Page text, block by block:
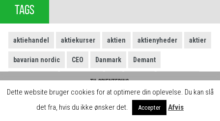
TAGS
aktiehandel aktiekurser aktien aktienyheder aktier
bavarian nordic CEO Danmark Demant
donald trump Downgrade Eli Europa Eurozonen
internationale aktier iss
Dette website bruger cookies for at optimere din oplevelse. Du kan slå
det fra, hvis du ikke ønsker det.
Accepter Afvis
Til orientering:
Hos daytrader.dk skaber vi gratis indhold og læringsforløb for jer brugere. Det
kan vi blandt andet gøre, fordi vi indgår samarbejde med brokerne, der betaler
for omtale på siden.
Luk